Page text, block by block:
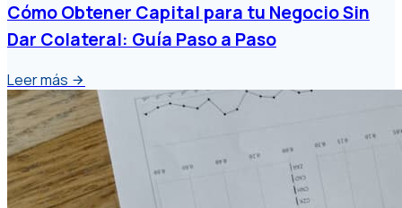
Cómo Obtener Capital para tu Negocio Sin
Dar Colateral: Guía Paso a Paso
Leer más